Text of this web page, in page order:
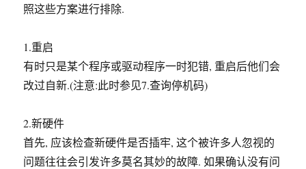
照这些方案进行排除.
1.重启
有时只是某个程序或驱动程序一时犯错, 重启后他们会
改过自新.(注意:此时参见7.查询停机码)
2.新硬件
首先, 应该检查新硬件是否插牢, 这个被许多人忽视的
问题往往会引发许多莫名其妙的故障. 如果确认没有问